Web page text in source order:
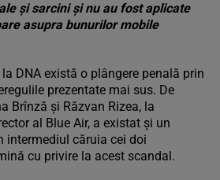
și sarcini și nu au fost aplicate
asupra bunurilor mobile
DNA există o plângere penală prin
prezentate mai sus. De
Brînză și Răzvan Rizea, la
al Blue Air, a existat și un
intermediul căruia cei doi
cu privire la acest scandal.